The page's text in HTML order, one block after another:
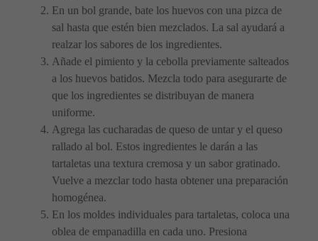
En un bol grande, bate los huevos con una pizca de
sal hasta que estén bien mezclados. La sal ayudará a
realzar los sabores de los ingredientes.
Añade el pimiento y la cebolla previamente salteados
a los huevos batidos. Mezcla todo para asegurarte de
que los ingredientes se distribuyan de manera
uniforme.
Agrega las cucharadas de queso de untar y el queso
rallado al bol. Estos ingredientes le darán a las
tartaletas una textura cremosa y un sabor gratinado.
Vuelve a mezclar todo hasta obtener una preparación
homogénea.
En los moldes individuales para tartaletas, coloca una
oblea de empanadilla en cada uno. Presiona